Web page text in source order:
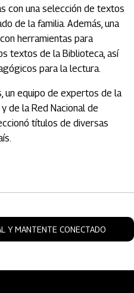
con una selección de textos
de la familia. Además, una
herramientas para
textos de la Biblioteca, así
para la lectura.
un equipo de expertos de la
de la Red Nacional de
títulos de diversas
Y MANTENTE CONECTADO